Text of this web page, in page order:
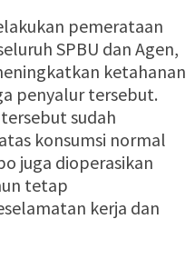
pemerataan
SPBU dan Agen,
ketahanan
penyalur tersebut.
sudah
konsumsi normal
juga dioperasikan
tetap
kerja dan